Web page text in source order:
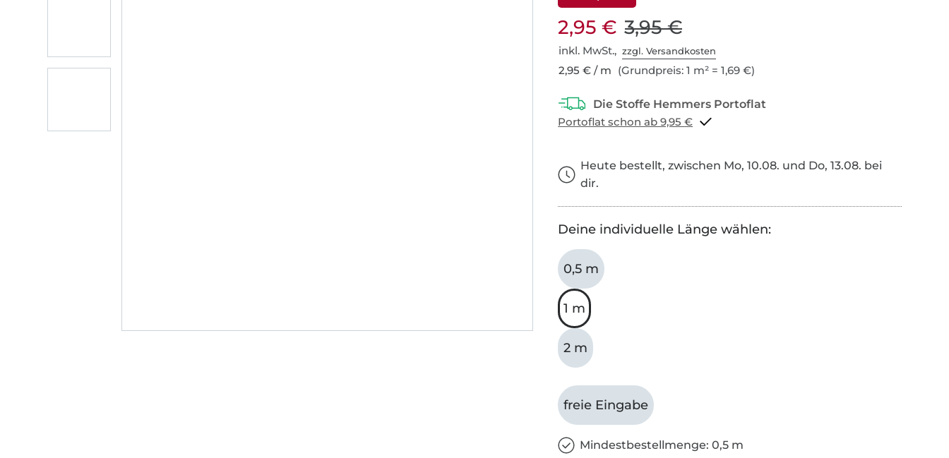
2,95 € 3,95 €
inkl. MwSt.,zzgl. Versandkosten
2,95 € / m (Grundpreis: 1 m² = 1,69 €)
Portoflat schon ab 9,95 €
Heute bestellt, zwischen Mo, 10.08. und Do, 13.08. bei
dir.
Deine individuelle Länge wählen:
0,5 m
1 m
2 m
freie Eingabe
Mindestbestellmenge: 0,5 m